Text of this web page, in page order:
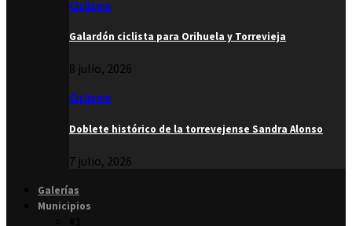
Ciclismo
Galardón ciclista para Orihuela y Torrevieja
8 julio, 2026
Ciclismo
Doblete histórico de la torrevejense Sandra Alonso
7 julio, 2026
Galerías
Municipios